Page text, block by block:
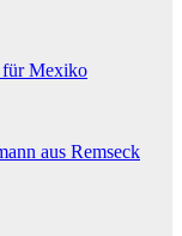
für Mexiko
aus Remseck